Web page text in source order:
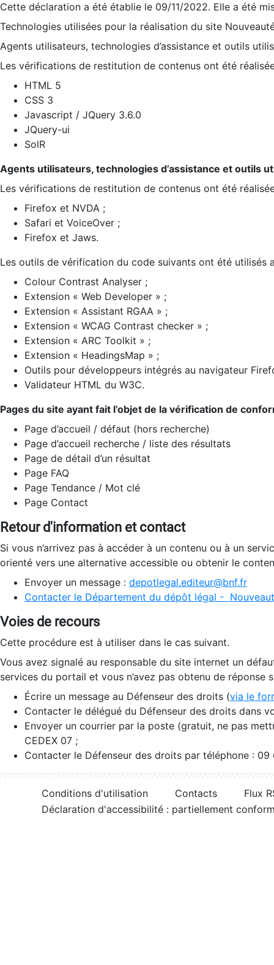
Cette déclaration a été établie le 09/11/2022. Elle a été
Technologies utilisées pour la réalisation du site
Agents utilisateurs, technologies d’assistance et outils
Les vérifications de restitution de contenus ont été
HTML 5
CSS 3
Javascript / JQuery 3.6.0
JQuery-ui
SolR
Agents utilisateurs, technologies d’assistance et outils
Les vérifications de restitution de contenus ont été
Firefox et NVDA ;
Safari et VoiceOver ;
Firefox et Jaws.
Les outils de vérification du code suivants ont été utilisés
Colour Contrast Analyser ;
Extension « Web Developer » ;
Extension « Assistant RGAA » ;
Extension « WCAG Contrast checker » ;
Extension « ARC Toolkit » ;
Extension « HeadingsMap » ;
Outils pour développeurs intégrés au navigateur
Validateur HTML du W3C.
Pages du site ayant fait l’objet de la vérification de
Page d’accueil / défaut (hors recherche)
Page d’accueil recherche / liste des résultats
Page de détail d’un résultat
Page FAQ
Page Tendance / Mot clé
Page Contact
Retour d'information et contact
Si vous n’arrivez pas à accéder à un contenu ou à un
orienté vers une alternative accessible ou obtenir le
Envoyer un message : depotlegal.editeur@bnf.fr
Contacter le Département du dépôt légal -
Voies de recours
Cette procédure est à utiliser dans le cas suivant.
Vous avez signalé au responsable du site internet un
services du portail et vous n’avez pas obtenu de réponse
Écrire un message au Défenseur des droits (via le
Contacter le délégué du Défenseur des droits dans
Envoyer un courrier par la poste (gratuit, ne pas
CEDEX 07 ;
Contacter le Défenseur des droits par téléphone :
Conditions d'utilisation Contacts
Flux
Déclaration d'accessibilité : partiellement